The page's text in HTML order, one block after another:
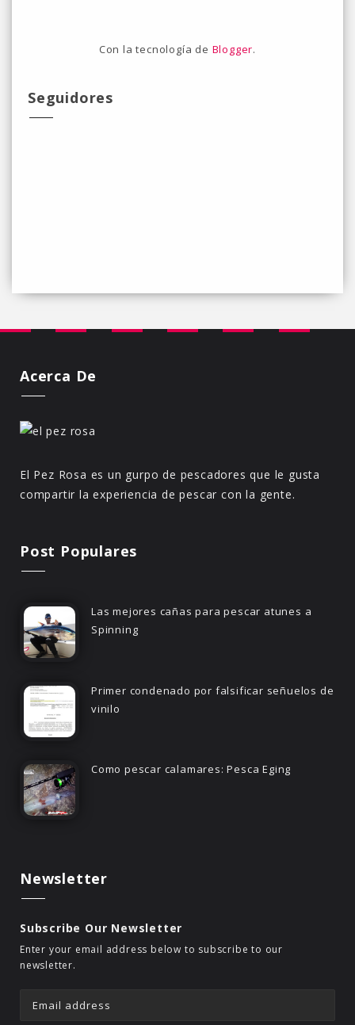
Con la tecnología de Blogger.
Seguidores
Acerca De
El Pez Rosa es un gurpo de pescadores que le gusta
compartir la experiencia de pescar con la gente.
Post Populares
Las mejores cañas para pescar atunes a
Spinning
Primer condenado por falsificar señuelos de
vinilo
Como pescar calamares: Pesca Eging
Newsletter
Subscribe Our Newsletter
Enter your email address below to subscribe to our
newsletter.